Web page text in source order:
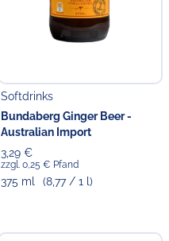
Softdrinks
Bundaberg Ginger Beer -
Australian Import
3,29 €
zzgl. 0,25 € Pfand
375 ml (8,77 / 1 l)